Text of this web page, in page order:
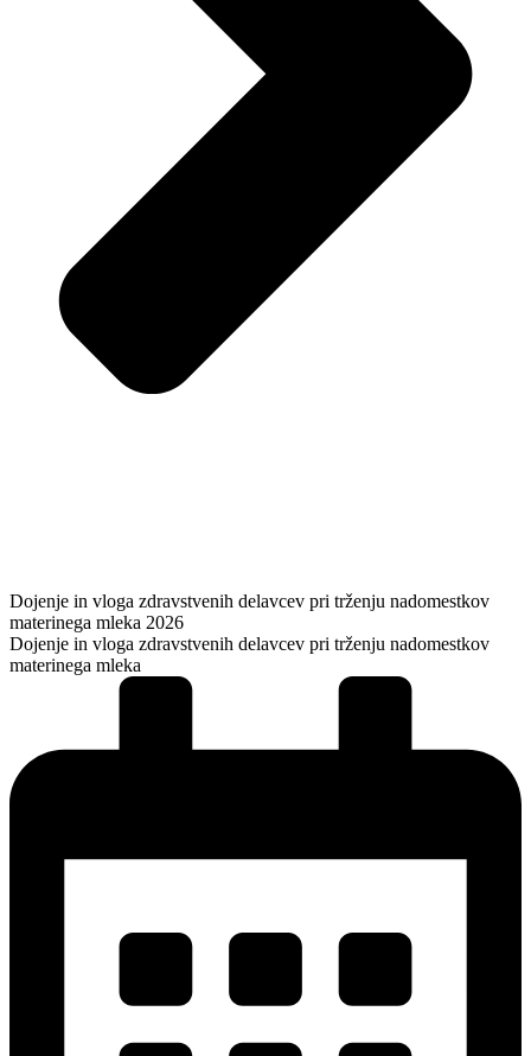
Dojenje in vloga zdravstvenih delavcev pri trženju nadomestkov
materinega mleka 2026
Dojenje in vloga zdravstvenih delavcev pri trženju nadomestkov
materinega mleka